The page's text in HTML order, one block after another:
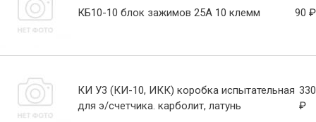
КБ10-10 блок зажимов 25А 10 клемм 90 ₽
КИ У3 (КИ-10, ИКК) коробка испытательная
для э/счетчика. карболит, латунь
330
₽